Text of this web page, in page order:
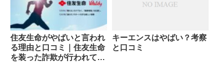
住友生命がやばいと言われ
る理由と口コミ｜住友生命
を装った詐欺が行われてい
キーエンスはやばい？考察
と口コミ